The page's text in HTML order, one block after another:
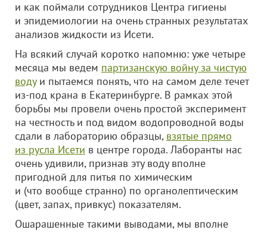
и как поймали сотрудников Центра гигиены
и эпидемиологии на очень странных результатах
анализов жидкости из Исети.
На всякий случай коротко напомню: уже четыре
месяца мы ведем партизанскую войну за чистую
водуи пытаемся понять, что на самом деле течет
из-под крана в Екатеринбурге. В рамках этой
борьбы мы провели очень простой эксперимент
на честность и под видом водопроводной воды
сдали в лабораторию образцы, взятые прямо
из русла Исети в центре города. Лаборанты нас
очень удивили, признав эту воду вполне
пригодной для питья по химическим
и (что вообще странно) по органолептическим
(цвет, запах, привкус) показателям.
Ошарашенные такими выводами, мы вполне